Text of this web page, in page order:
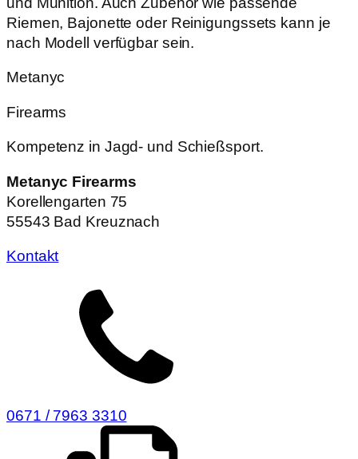
Riemen, Bajonette oder Reinigungssets kann je
nach Modell verfügbar sein.
Metanyc
Firearms
Kompetenz in Jagd- und Schießsport.
Metanyc Firearms
Korellengarten 75
55543 Bad Kreuznach
Kontakt
0671 / 7963 3310